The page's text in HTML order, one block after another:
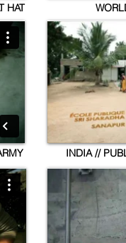
HAT
INDIA //